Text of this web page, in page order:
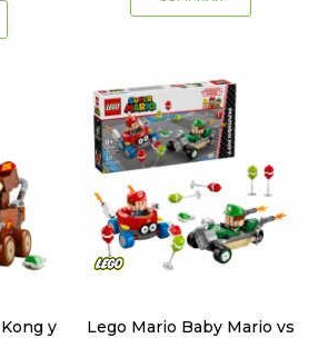
y
Lego Mario Baby Mario vs